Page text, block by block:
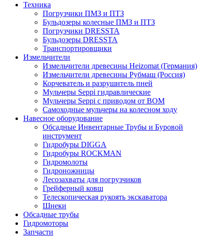
Техника
Погрузчики ПМЗ и ПТЗ
Бульдозеры колесные ПМЗ и ПТЗ
Погрузчики DRESSTA
Бульдозеры DRESSTA
Транспортировщики
Измельчители
Измельчители древесины Heizomat (Германия)
Измельчители древесины Рубмаш (Россия)
Корчеватель и разрушитель пней
Мульчеры Seppi гидравлические
Мульчеры Seppi с приводом от ВОМ
Самоходные мульчеры на колесном ходу
Навесное оборудование
Обсадные Инвентарные Трубы и Буровой
инструмент
Гидробуры DIGGA
Гидробуры ROCKMAN
Гидромолоты
Гидроножницы
Лесозахваты для погрузчиков
Грейферный ковш
Телескопическая рукоять экскаватора
Шнеки
Обсадные трубы
Гидромоторы
Запчасти